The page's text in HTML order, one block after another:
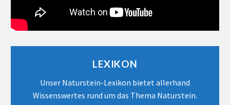
Player
LEXIKON
Unser Naturstein-Lexikon bietet allerhand
Wissenswertes rund um das Thema Naturstein.